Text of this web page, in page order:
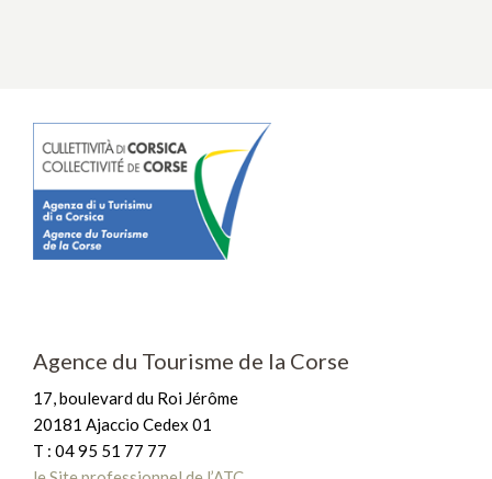
Agence du Tourisme de la Corse
17, boulevard du Roi Jérôme
20181 Ajaccio Cedex 01
T : 04 95 51 77 77